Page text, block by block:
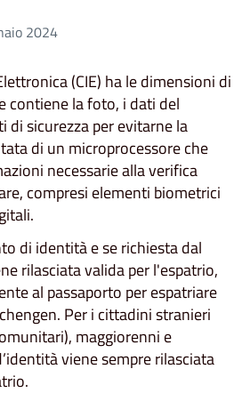
2024
(CIE) ha le dimensioni di
contiene la foto, i dati del
di sicurezza per evitarne la
di un microprocessore che
necessarie alla verifica
compresi elementi biometrici
di identità e se richiesta dal
rilasciata valida per l'espatrio,
al passaporto per espatriare
Per i cittadini stranieri
maggiorenni e
viene sempre rilasciata